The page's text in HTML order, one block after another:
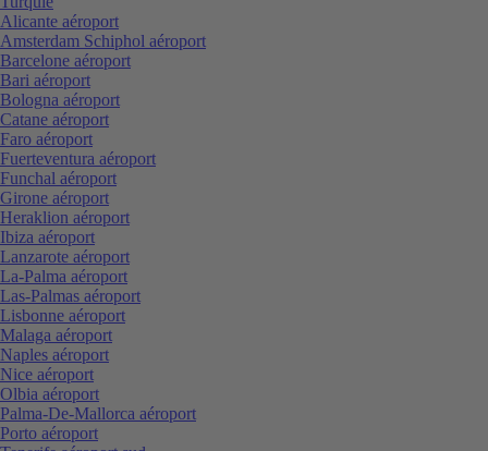
Alicante aéroport
Amsterdam Schiphol aéroport
Barcelone aéroport
Bari aéroport
Bologna aéroport
Catane aéroport
Faro aéroport
Fuerteventura aéroport
Funchal aéroport
Girone aéroport
Heraklion aéroport
Ibiza aéroport
Lanzarote aéroport
La-Palma aéroport
Las-Palmas aéroport
Lisbonne aéroport
Malaga aéroport
Naples aéroport
Nice aéroport
Olbia aéroport
Palma-De-Mallorca aéroport
Porto aéroport